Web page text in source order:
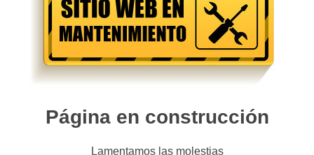
Página en construcción
Lamentamos las molestias